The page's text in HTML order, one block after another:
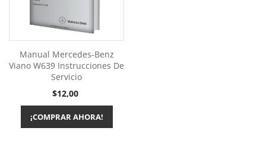
Manual Mercedes-Benz
Viano W639 Instrucciones De
Servicio
Precio
$12,00
¡COMPRAR AHORA!